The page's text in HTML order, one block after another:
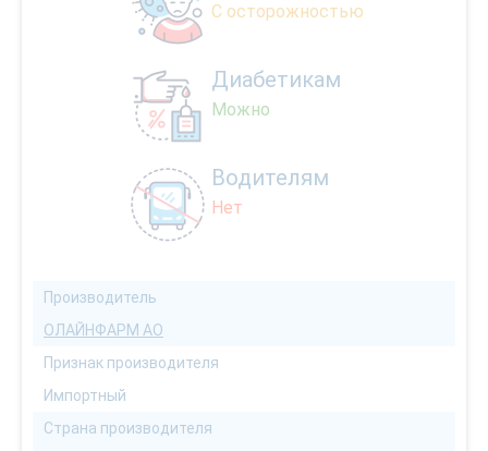
С осторожностью
Диабетикам
Можно
Водителям
Нет
Производитель
ОЛАЙНФАРМ АО
Признак производителя
Импортный
Страна производителя